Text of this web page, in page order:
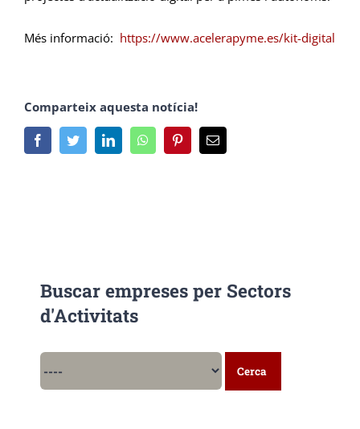
Més informació: https://www.acelerapyme.es/kit-digital
Comparteix aquesta notícia!
FacebookTwitterLinkedInWhatsappPinterestEmail
Buscar empreses per Sectors
d'Activitats